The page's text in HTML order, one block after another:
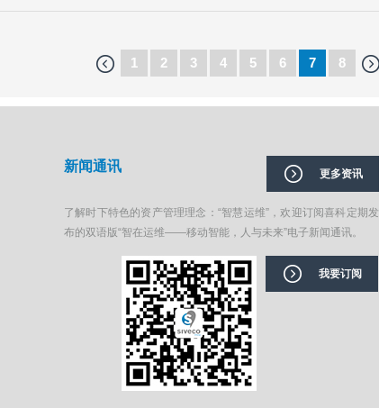
1 2 3 4 5 6 7 8
新闻通讯 更多资讯
了解时下特色的资产管理理念：“智慧运维”，欢迎订阅喜科定期发
布的双语版“智在运维——移动智能，人与未来”电子新闻通讯。
我要订阅